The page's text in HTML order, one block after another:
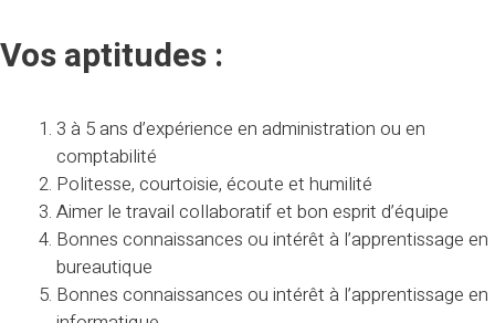
Vos aptitudes :
3 à 5 ans d’expérience en administration ou en
comptabilité
Politesse, courtoisie, écoute et humilité
Aimer le travail collaboratif et bon esprit d’équipe
Bonnes connaissances ou intérêt à l’apprentissage en
bureautique
Bonnes connaissances ou intérêt à l’apprentissage en